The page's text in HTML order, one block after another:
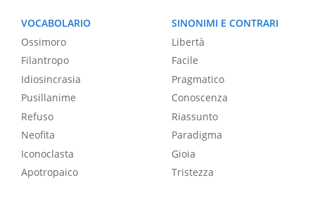
VOCABOLARIO
Ossimoro
Filantropo
Idiosincrasia
Pusillanime
Refuso
Neofita
Iconoclasta
Apotropaico
SINONIMI E CONTRARI
Libertà
Facile
Pragmatico
Conoscenza
Riassunto
Paradigma
Gioia
Tristezza